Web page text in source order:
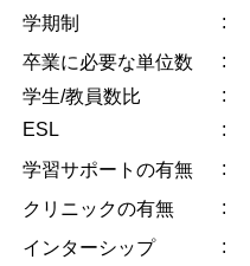
学期制 :
卒業に必要な単位数 :
学生/教員数比 :
ESL :
学習サポートの有無 :
クリニックの有無 :
インターシップ :